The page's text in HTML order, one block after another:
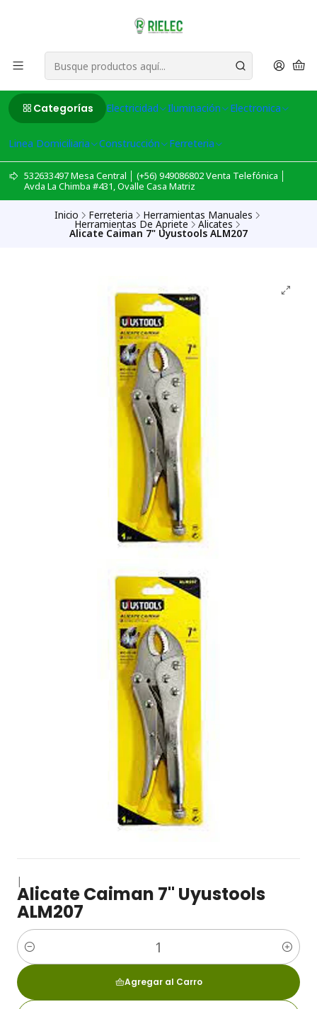
Categorías Electricidad Iluminación Electronica
Linea Domiciliaria Construcción Ferreteria
532633497 Mesa Central │ (+56) 949086802 Venta Telefónica │
Avda La Chimba #431, Ovalle Casa Matriz
Inicio Ferreteria Herramientas Manuales
Herramientas De Apriete Alicates
Alicate Caiman 7" Uyustools ALM207
|
Alicate Caiman 7" Uyustools
ALM207
Cantidad
Agregar al Carro